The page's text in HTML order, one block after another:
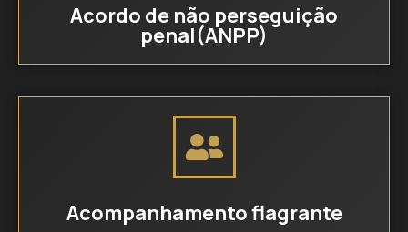
Acordo de não perseguição
penal(ANPP)
Acompanhamento flagrante